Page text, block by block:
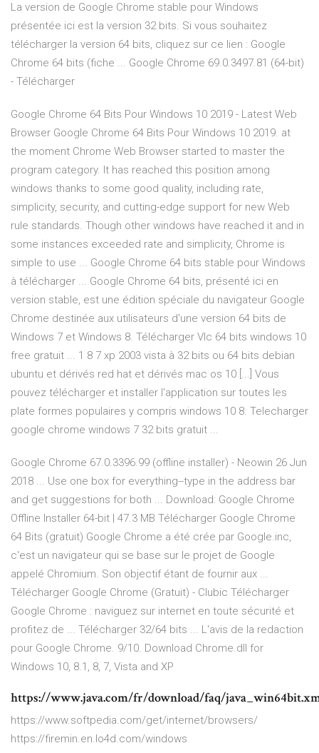
La version de Google Chrome stable pour Windows
présentée ici est la version 32 bits. Si vous souhaitez
télécharger la version 64 bits, cliquez sur ce lien : Google
Chrome 64 bits (fiche ... Google Chrome 69.0.3497.81 (64-bit)
- Télécharger
Google Chrome 64 Bits Pour Windows 10 2019 - Latest Web
Browser Google Chrome 64 Bits Pour Windows 10 2019. at
the moment Chrome Web Browser started to master the
program category. It has reached this position among
windows thanks to some good quality, including rate,
simplicity, security, and cutting-edge support for new Web
rule standards. Though other windows have reached it and in
some instances exceeded rate and simplicity, Chrome is
simple to use ... Google Chrome 64 bits stable pour Windows
à télécharger ... Google Chrome 64 bits, présenté ici en
version stable, est une édition spéciale du navigateur Google
Chrome destinée aux utilisateurs d'une version 64 bits de
Windows 7 et Windows 8. Télécharger Vlc 64 bits windows 10
free gratuit ... 1 8 7 xp 2003 vista à 32 bits ou 64 bits debian
ubuntu et dérivés red hat et dérivés mac os 10 [...] Vous
pouvez télécharger et installer l'application sur toutes les
plate formes populaires y compris windows 10 8. Telecharger
google chrome windows 7 32 bits gratuit ...
Google Chrome 67.0.3396.99 (offline installer) - Neowin 26 Jun
2018 ... Use one box for everything--type in the address bar
and get suggestions for both ... Download: Google Chrome
Offline Installer 64-bit | 47.3 MB Télécharger Google Chrome
64 Bits (gratuit) Google Chrome a été crée par Google.inc,
c'est un navigateur qui se base sur le projet de Google
appelé Chromium. Son objectif étant de fournir aux ...
Télécharger Google Chrome (Gratuit) - Clubic Télécharger
Google Chrome : naviguez sur internet en toute sécurité et
profitez de ... Télécharger 32/64 bits ... L'avis de la redaction
pour Google Chrome. 9/10. Download Chrome.dll for
Windows 10, 8.1, 8, 7, Vista and XP
https://www.java.com/fr/download/faq/
https://www.softpedia.com/get/internet/browsers/
https://firemin.en.lo4d.com/windows